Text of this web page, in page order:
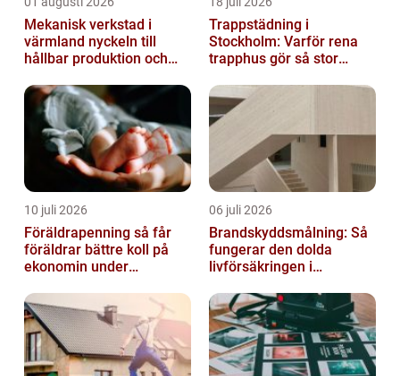
Mekanisk verkstad i
värmland nyckeln till
hållbar produktion och
Trappstädning i
Stockholm: Varför rena
trapphus gör så stor
10 juli 2026
Föräldrapenning så får
föräldrar bättre koll på
ekonomin under
06 juli 2026
Brandskyddsmålning: Så
fungerar den dolda
livförsäkringen i